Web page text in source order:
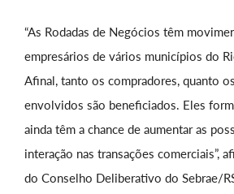
“As Rodadas de Negócios têm
empresários de vários municípios do
Afinal, tanto os compradores, quanto
envolvidos são beneficiados. Eles
ainda têm a chance de aumentar as
interação nas transações comerciais”,
do Conselho Deliberativo do Sebrae/